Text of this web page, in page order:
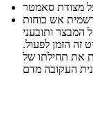
מצודת סאמטר
רשמית אש כוחות
המבצר ותובעני
זה הזמן לפעול.
את תחילתו של